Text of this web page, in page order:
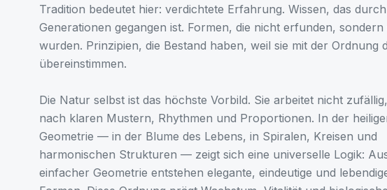
Tradition bedeutet hier: verdichtete Erfahrung. Wissen, das durch
Generationen gegangen ist. Formen, die nicht erfunden,
wurden. Prinzipien, die Bestand haben, weil sie mit der Ordnung
übereinstimmen.
Die Natur selbst ist das höchste Vorbild. Sie arbeitet nicht
nach klaren Mustern, Rhythmen und Proportionen. In der
Geometrie — in der Blume des Lebens, in Spiralen, Kreisen und
harmonischen Strukturen — zeigt sich eine universelle Logik:
einfacher Geometrie entstehen elegante, eindeutige und